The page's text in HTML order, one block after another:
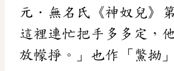
元．無名氏《神奴兒》
這裡連忙把手多多定，
放幪掙。」也作「鱉拗